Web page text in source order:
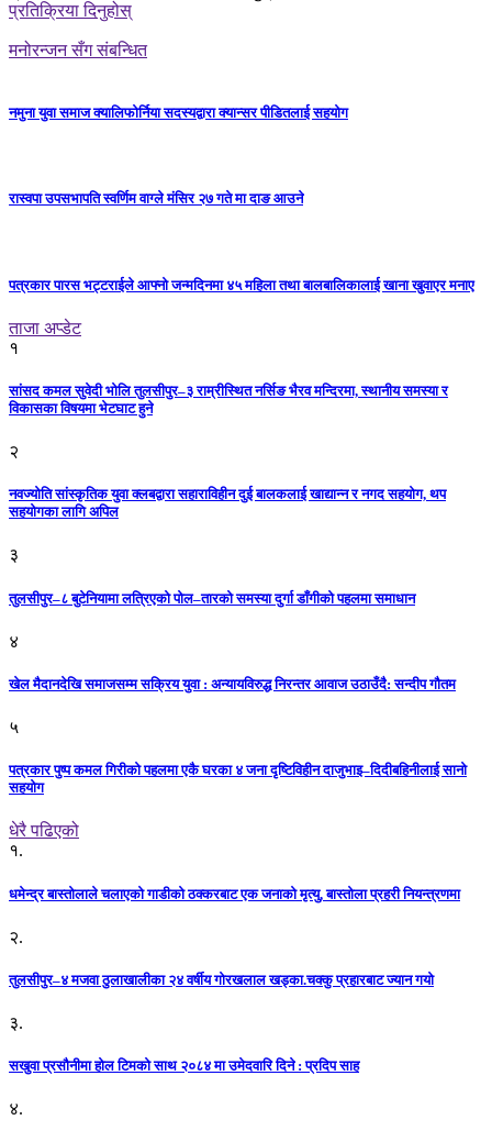
प्रतिक्रिया दिनुहोस्
मनोरन्जन सँग संबन्धित
नमुना युवा समाज क्यालिफोर्निया सदस्यद्वारा क्यान्सर पीडितलाई सहयोग
रास्वपा उपसभापति स्वर्णिम वाग्ले मंसिर २७ गते मा दाङ आउने
पत्रकार पारस भट्टराईले आफ्नो जन्मदिनमा ४५ महिला तथा बालबालिकालाई खाना खुवाएर मनाए
ताजा अप्डेट
१
सांसद कमल सुवेदी भोलि तुलसीपुर–३ राम्रीस्थित नर्सिङ भैरव मन्दिरमा, स्थानीय समस्या र
विकासका विषयमा भेटघाट हुने
२
नवज्योति सांस्कृतिक युवा क्लबद्वारा सहाराविहीन दुई बालकलाई खाद्यान्न र नगद सहयोग, थप
सहयोगका लागि अपिल
३
तुलसीपुर–८ बुटेनियामा लत्रिएको पोल–तारको समस्या दुर्गा डाँगीको पहलमा समाधान
४
खेल मैदानदेखि समाजसम्म सक्रिय युवा : अन्यायविरुद्ध निरन्तर आवाज उठाउँदै: सन्दीप गौतम
५
पत्रकार पुष्प कमल गिरीको पहलमा एकै घरका ४ जना दृष्टिविहीन दाजुभाइ–दिदीबहिनीलाई सानो
सहयोग
धेरै पढिएको
१.
धमेन्द्र बास्तोलाले चलाएको गाडीको ठक्करबाट एक जनाको मृत्यु, बास्तोला प्रहरी नियन्त्रणमा
२.
तुलसीपुर–४ मजवा ठुलाखालीका २४ वर्षीय गोरखलाल खड्का.चक्कु प्रहारबाट ज्यान गयो
३.
सखुवा प्रसौनीमा होल टिमको साथ २०८४ मा उमेदवारि दिने : प्रदिप साह
४.